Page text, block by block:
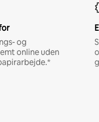
og
online uden